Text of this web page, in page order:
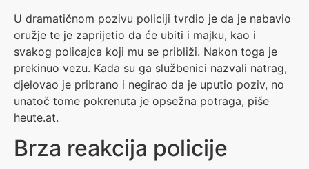
U dramatičnom pozivu policiji tvrdio je da je nabavio
oružje te je zaprijetio da će ubiti i majku, kao i
svakog policajca koji mu se približi. Nakon toga je
prekinuo vezu. Kada su ga službenici nazvali natrag,
djelovao je pribrano i negirao da je uputio poziv, no
unatoč tome pokrenuta je opsežna potraga, piše
heute.at.
Brza reakcija policije